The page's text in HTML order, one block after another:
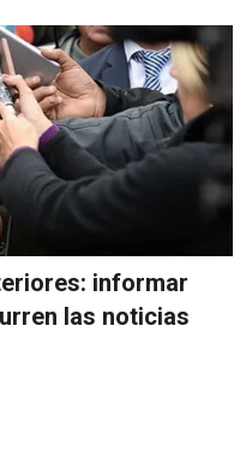
informar
las noticias